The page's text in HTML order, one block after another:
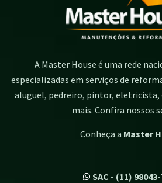
A Master House é uma rede
especializadas em serviços de
aluguel, pedreiro, pintor, eletricista,
mais. Confira nossos
Conheça a Master
SAC - (11)